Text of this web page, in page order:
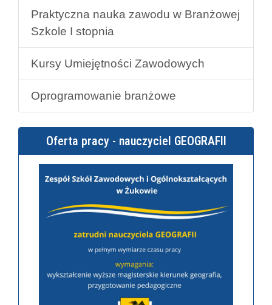
Praktyczna nauka zawodu w Branżowej
Szkole I stopnia
Kursy Umiejętności Zawodowych
Oprogramowanie branżowe
Oferta pracy - nauczyciel GEOGRAFII